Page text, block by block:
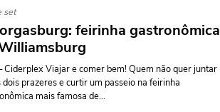
set
feirinha gastronômica
Ciderplex Viajar e comer bem! Quem não quer juntar
dois prazeres e curtir um passeio na feirinha
mais famosa de...